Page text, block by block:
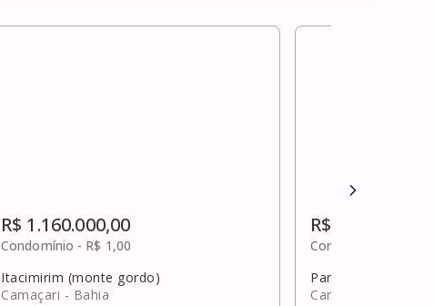
R$ 1.160.000,00
Condomínio - R$ 1,00
Itacimirim (monte gordo)
Camaçari - Bahia
R$
Condomínio -
Parque das dunas
Camaçari